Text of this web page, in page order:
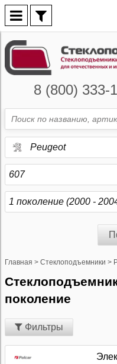
8 (800) 333-
Peugeot
607
1 поколение (2000 -
Главная > Стеклоподъемники >
Стеклоподъемники Peugeot 607 1
поколение
Фильтры